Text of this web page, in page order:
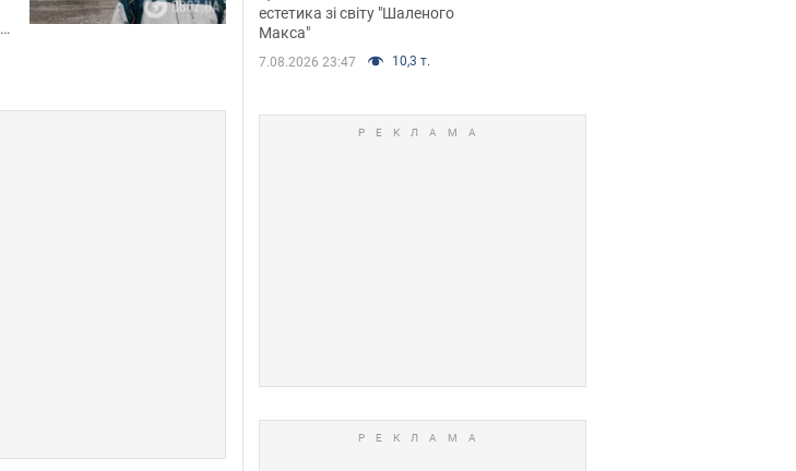
Фото
естетика зі світу "Шаленого
Макса"
7.08.2026 23:47 10,3 т.